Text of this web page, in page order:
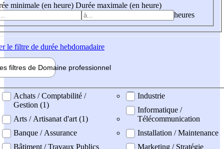
minimale (en heure) Durée maximale (en heure)
heures
le filtre de durée hebdomadaire
filtres de Domaine professionnel
professionel
Achats / Comptabilité /
Gestion (1)
Arts / Artisanat d'art (1)
Banque / Assurance
Bâtiment / Travaux Publics
Industrie
Informatique /
Télécommunication
Installation / Maintenance
Marketing / Stratégie